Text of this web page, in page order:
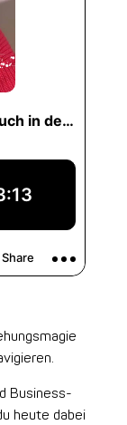
Business-
heute dabei